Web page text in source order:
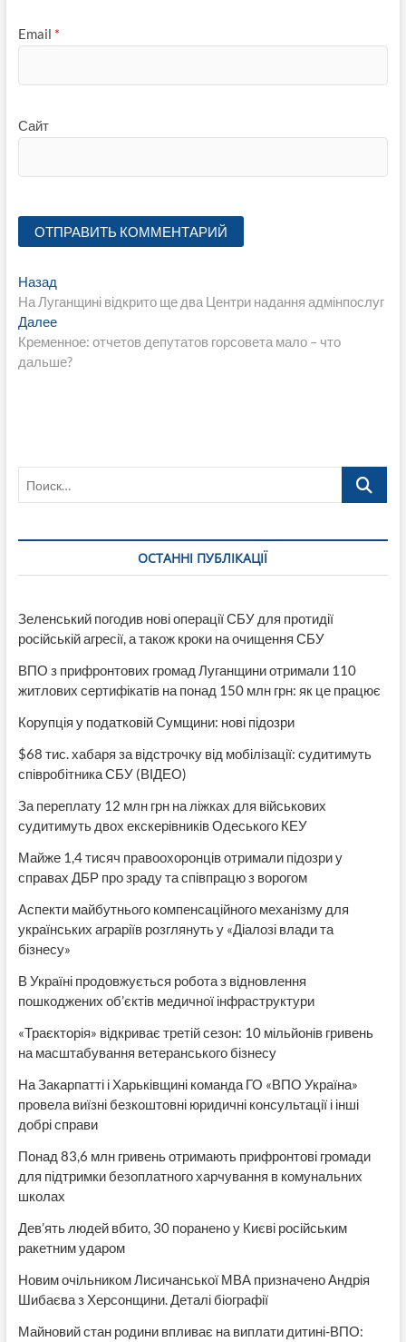
Email *
Сайт
Навигация
по
записям
НазадПредыдущая
запись:
На Луганщині відкрито ще два Центри надання адмінпослуг
ДалееСледующая
запись:
Кременное: отчетов депутатов горсовета мало – что
дальше?
Поиск…
ОСТАННІ ПУБЛІКАЦІЇ
Зеленський погодив нові операції СБУ для протидії
російській агресії, а також кроки на очищення СБУ
ВПО з прифронтових громад Луганщини отримали 110
житлових сертифікатів на понад 150 млн грн: як це працює
Корупція у податковій Сумщини: нові підозри
$68 тис. хабаря за відстрочку від мобілізації: судитимуть
співробітника СБУ (ВІДЕО)
За переплату 12 млн грн на ліжках для військових
судитимуть двох екскерівників Одеського КЕУ
Майже 1,4 тисяч правоохоронців отримали підозри у
справах ДБР про зраду та співпрацю з ворогом
Аспекти майбутнього компенсаційного механізму для
українських аграріїв розглянуть у «Діалозі влади та
бізнесу»
В Україні продовжується робота з відновлення
пошкоджених об’єктів медичної інфраструктури
«Траєкторія» відкриває третій сезон: 10 мільйонів гривень
на масштабування ветеранського бізнесу
На Закарпатті і Харьківщині команда ГО «ВПО Україна»
провела виїзні безкоштовні юридичні консультації і інші
добрі справи
Понад 83,6 млн гривень отримають прифронтові громади
для підтримки безоплатного харчування в комунальних
школах
Дев’ять людей вбито, 30 поранено у Києві російським
ракетним ударом
Новим очільником Лисичанської МВА призначено Андрія
Шибаєва з Херсонщини. Деталі біографії
Майновий стан родини впливає на виплати дитині-ВПО: